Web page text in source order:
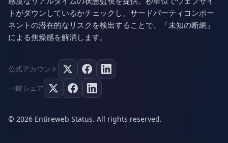
トがダウンしているかチェックし、サードパーティコンポー
ネントの潜在的なリスクを検出することで、「未知の断網」
による焦燥感を解消します。
公式アカウント
一鍵シェア
© 2026 Entireweb Status. All rights reserved.